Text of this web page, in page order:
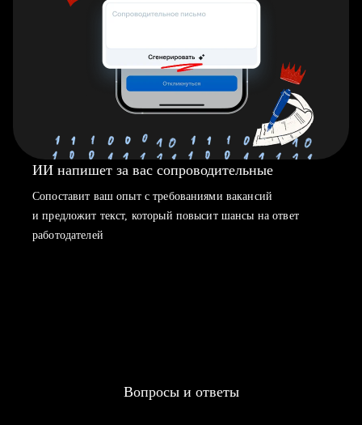
ИИ напишет за вас сопроводительные
Сопоставит ваш опыт с требованиями вакансий
и предложит текст, который повысит шансы на ответ
работодателей
Вопросы и ответы